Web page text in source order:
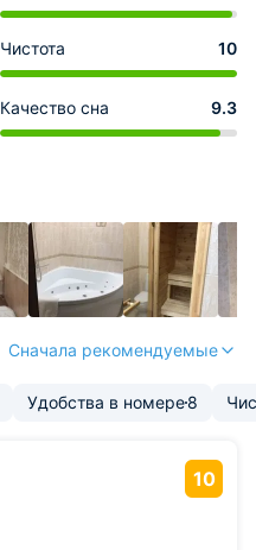
Чистота 10
Качество сна 9.3
Сначала рекомендуемые
Удобства в номере8
10